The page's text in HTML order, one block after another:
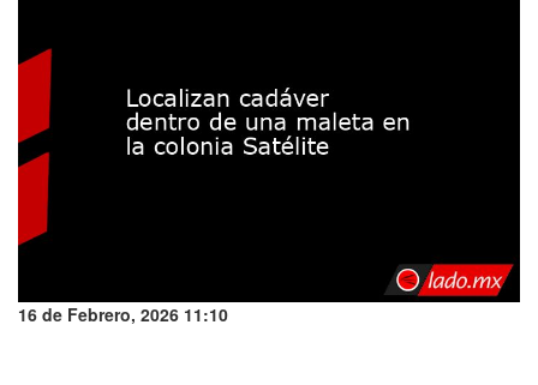
16 de Febrero, 2026 11:10